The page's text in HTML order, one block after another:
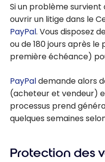
Si un problème survient
ouvrir un litige dans le
PayPal. Vous disposez
ou de 180 jours après
première échéance)
PayPaldemande alors
(acheteur et vendeur)
processus prend
quelques semaines
Protection des